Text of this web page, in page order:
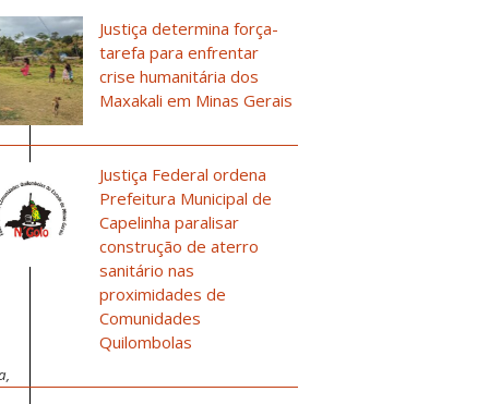
o
e
Justiça determina força-
tarefa para enfrentar
crise humanitária dos
Maxakali em Minas Gerais
Justiça Federal ordena
Prefeitura Municipal de
Capelinha paralisar
construção de aterro
sanitário nas
proximidades de
Comunidades
Quilombolas